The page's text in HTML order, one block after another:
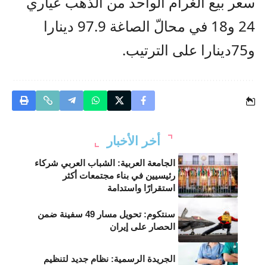
24 و18 في محالّ الصاغة 97.9 دينارا
و75دينارا على الترتيب.
أخر الأخبار
الجامعة العربية: الشباب العربي شركاء
رئيسيين في بناء مجتمعات أكثر
استقرارًا واستدامة
سنتكوم: تحويل مسار 49 سفينة ضمن
الحصار على إيران
الجريدة الرسمية: نظام جديد لتنظيم